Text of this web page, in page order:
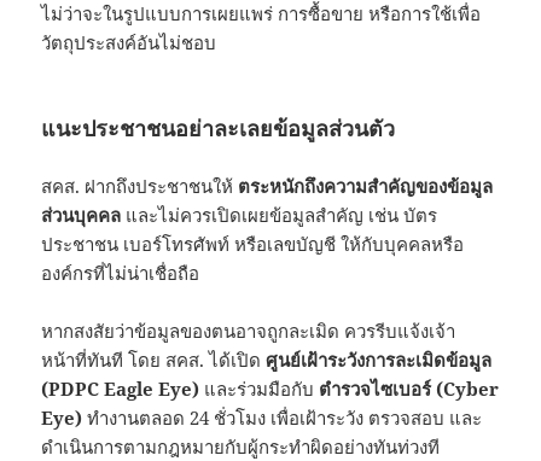
ไม่ว่าจะในรูปแบบการเผยแพร่ การซื้อขาย หรือการใช้เพื่อ
วัตถุประสงค์อันไม่ชอบ
แนะประชาชนอย่าละเลยข้อมูลส่วนตัว
สคส. ฝากถึงประชาชนให้ ตระหนักถึงความสำคัญของข้อมูล
ส่วนบุคคล และไม่ควรเปิดเผยข้อมูลสำคัญ เช่น บัตร
ประชาชน เบอร์โทรศัพท์ หรือเลขบัญชี ให้กับบุคคลหรือ
องค์กรที่ไม่น่าเชื่อถือ
หากสงสัยว่าข้อมูลของตนอาจถูกละเมิด ควรรีบแจ้งเจ้า
หน้าที่ทันที โดย สคส. ได้เปิดศูนย์เฝ้าระวังการละเมิดข้อมูล
(PDPC Eagle Eye) และร่วมมือกับ ตำรวจไซเบอร์ (Cyber
Eye) ทำงานตลอด 24 ชั่วโมง เพื่อเฝ้าระวัง ตรวจสอบ และ
ดำเนินการตามกฎหมายกับผู้กระทำผิดอย่างทันท่วงที